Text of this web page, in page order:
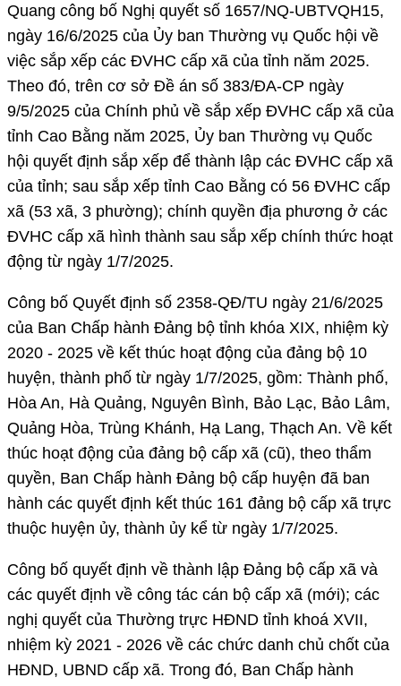
Quang công bố Nghị quyết số 1657/NQ-UBTVQH15,
ngày 16/6/2025 của Ủy ban Thường vụ Quốc hội về
việc sắp xếp các ĐVHC cấp xã của tỉnh năm 2025.
Theo đó, trên cơ sở Đề án số 383/ĐA-CP ngày
9/5/2025 của Chính phủ về sắp xếp ĐVHC cấp xã của
tỉnh Cao Bằng năm 2025, Ủy ban Thường vụ Quốc
hội quyết định sắp xếp để thành lập các ĐVHC cấp xã
của tỉnh; sau sắp xếp tỉnh Cao Bằng có 56 ĐVHC cấp
xã (53 xã, 3 phường); chính quyền địa phương ở các
ĐVHC cấp xã hình thành sau sắp xếp chính thức hoạt
động từ ngày 1/7/2025.
Công bố Quyết định số 2358-QĐ/TU ngày 21/6/2025
của Ban Chấp hành Đảng bộ tỉnh khóa XIX, nhiệm kỳ
2020 - 2025 về kết thúc hoạt động của đảng bộ 10
huyện, thành phố từ ngày 1/7/2025, gồm: Thành phố,
Hòa An, Hà Quảng, Nguyên Bình, Bảo Lạc, Bảo Lâm,
Quảng Hòa, Trùng Khánh, Hạ Lang, Thạch An. Về kết
thúc hoạt động của đảng bộ cấp xã (cũ), theo thẩm
quyền, Ban Chấp hành Đảng bộ cấp huyện đã ban
hành các quyết định kết thúc 161 đảng bộ cấp xã trực
thuộc huyện ủy, thành ủy kể từ ngày 1/7/2025.
Công bố quyết định về thành lập Đảng bộ cấp xã và
các quyết định về công tác cán bộ cấp xã (mới); các
nghị quyết của Thường trực HĐND tỉnh khoá XVII,
nhiệm kỳ 2021 - 2026 về các chức danh chủ chốt của
HĐND, UBND cấp xã. Trong đó, Ban Chấp hành